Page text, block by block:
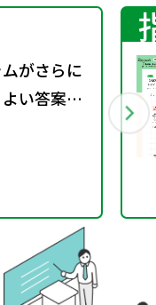
ムがさらに
い答案」
も用意